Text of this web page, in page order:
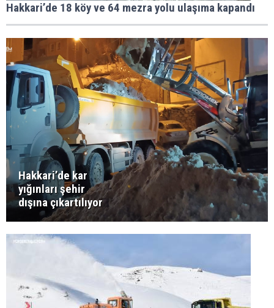
Hakkari’de 18 köy ve 64 mezra yolu ulaşıma kapandı
Hakkari’de kar
yığınları şehir
dışına çıkartılıyor